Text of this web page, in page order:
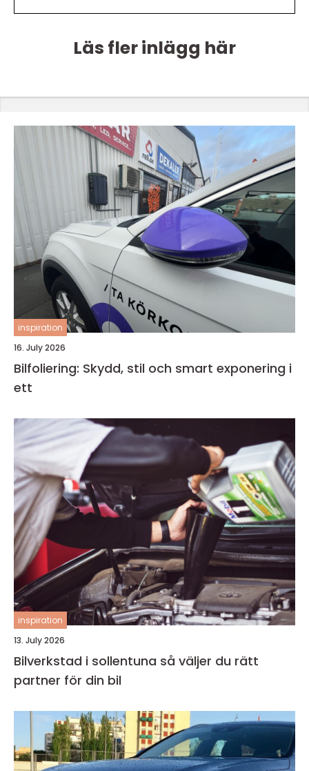
Läs fler inlägg här
inspiration
16. July 2026
Bilfoliering: Skydd, stil och smart exponering i
ett
inspiration
13. July 2026
Bilverkstad i sollentuna så väljer du rätt
partner för din bil